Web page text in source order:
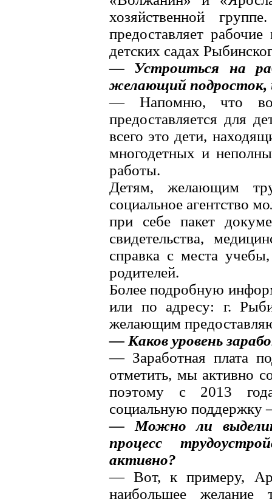
хозяйственной
предоставляет
детских садах
— Устроиться на
желающий подросток,
— Напомню, что
предоставляется для
всего это дети,
многодетных и
работы.
Детям, желающим
социальное агентство
при себе пакет
свидетельства,
справка с места
родителей.
Более подробную
или по адресу: г.
желающим
— Каков уровень
— Заработная плата
отметить, мы активно
поэтому с 2013
социальную поддержку
— Можно ли
процесс
активно?
— Вот, к примеру,
наибольшее желание